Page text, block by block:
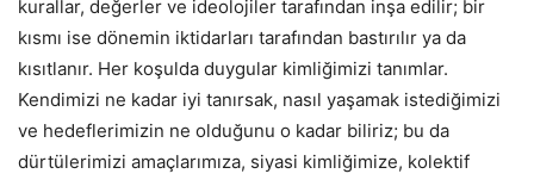
kurallar, değerler ve ideolojiler tarafından inşa edilir; bir
kısmı ise dönemin iktidarları tarafından bastırılır ya da
kısıtlanır. Her koşulda duygular kimliğimizi tanımlar.
Kendimizi ne kadar iyi tanırsak, nasıl yaşamak istediğimizi
ve hedeflerimizin ne olduğunu o kadar biliriz; bu da
dürtülerimizi amaçlarımıza, siyasi kimliğimize, kolektif